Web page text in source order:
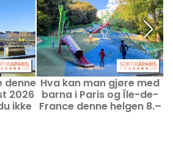
denne
2026
ikke
Hva kan man gjøre med
barna i Paris og Île-de-
France denne helgen 8.–